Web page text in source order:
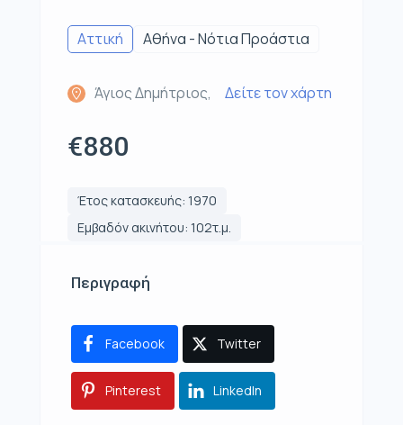
Αττική Αθήνα - Νότια Προάστια
Άγιος Δημήτριος, Δείτε τον χάρτη
€880
Έτος κατασκευής: 1970
Εμβαδόν ακινήτου: 102τ.μ.
Περιγραφή
Facebook Twitter
Pinterest LinkedIn